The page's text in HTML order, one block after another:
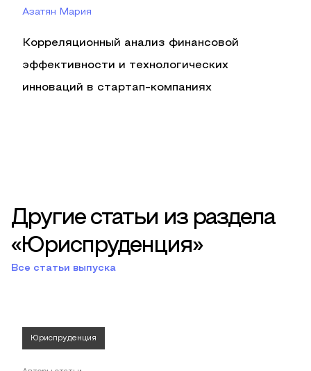
Азатян Мария
Корреляционный анализ финансовой
эффективности и технологических
инноваций в стартап-компаниях
Другие статьи из раздела
«Юриспруденция»
Все статьи выпуска
Юриспруденция